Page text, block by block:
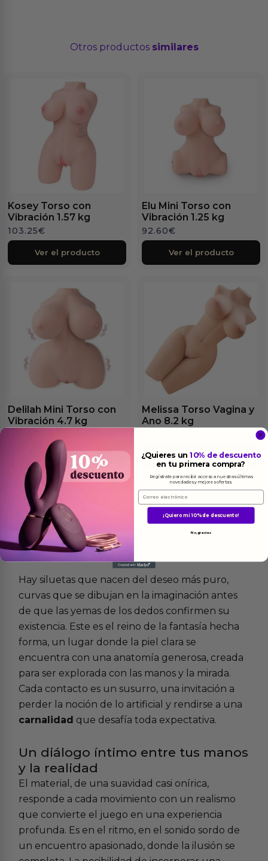
Otros productos similares
Kosey Torso con
Vibración 1.57 kg
103.25€
Ver el producto
Elu Mini Torso con
Vibración 1.25 kg
92.60€
Ver el producto
Delilah Mini Torso con
Vibración 4.7 kg
Ver el producto
Melissa Torso Vagina y
Ano 8.2 kg
Ver el producto
Másinformacion
Hay siluetas que nacen del deseo más puro,
curvas que se dibujan en la imaginación antes
de que las yemas de los dedos confirmen su
existencia. Este es el reino de la fantasía hecha
forma, un lugar donde la piel clara se
encuentra con una anatomía generosa, creada
para ser explorada con las manos y la mirada.
Cada contacto es un susurro, una invitación a
perder la noción de lo artificial y rendirse a una
carnalidad que desafía toda expectativa.
Un diálogo íntimo entre tus manos
y la realidad
El material, de una suavidad casi onírica,
responde a cada movimiento con un realismo
que convierte el juego en una experiencia
profunda. Es en el ritmo, en el sonido sordo de
un encuentro apasionado, donde la ilusión se
¿Quieres un10% de descuento
en tu primera compra?
Regístrate para recibir acceso a nuestras últimas
novedades y mejores ofertas.
Email
¡Quiero mi 10% de descuento!
No, gracias